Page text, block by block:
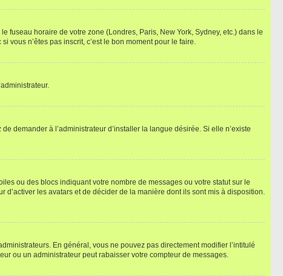
fuseau horaire de votre zone (Londres, Paris, New York, Sydney, etc.) dans le
vous n’êtes pas inscrit, c’est le bon moment pour le faire.
demander à l’administrateur d’installer la langue désirée. Si elle n’existe
ou des blocs indiquant votre nombre de messages ou votre statut sur le
d’activer les avatars et de décider de la manière dont ils sont mis à disposition.
En général, vous ne pouvez pas directement modifier l’intitulé
ou un administrateur peut rabaisser votre compteur de messages.